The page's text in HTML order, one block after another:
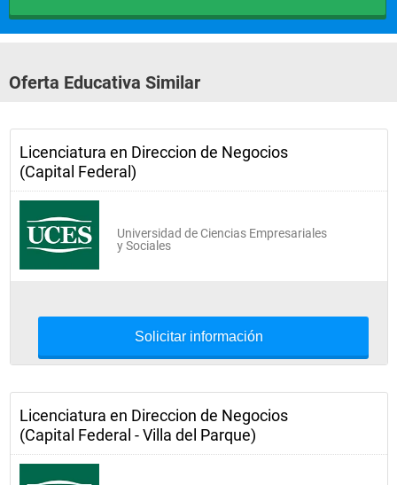
Oferta Educativa Similar
Licenciatura en Direccion de Negocios
(Capital Federal)
Universidad de Ciencias Empresariales
y Sociales
Solicitar información
Licenciatura en Direccion de Negocios
(Capital Federal - Villa del Parque)